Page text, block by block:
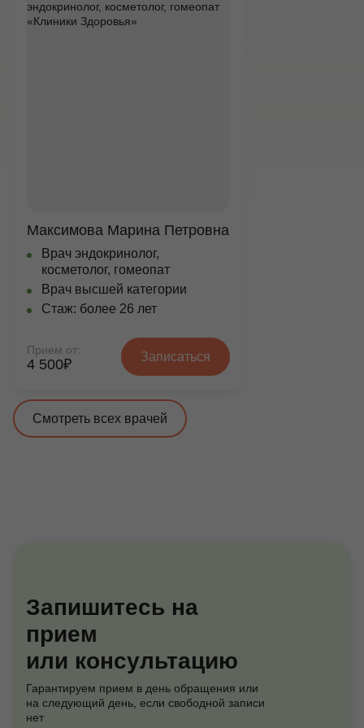
Максимова Марина Петровна
Врач эндокринолог,
косметолог, гомеопат
Врач высшей категории
Стаж: более 26 лет
Прием от:
4 500₽ Записаться
Смотреть всех врачей
Запишитесь на
прием
или консультацию
Гарантируем прием в день обращения или
на следующий день, если свободной записи
нет